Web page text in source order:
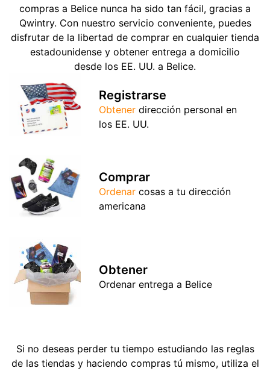
compras a Belice nunca ha sido tan fácil, gracias a
Qwintry. Con nuestro servicio conveniente, puedes
disfrutar de la libertad de comprar en cualquier tienda
estadounidense y obtener entrega a domicilio
desde los EE. UU. a Belice.
Registrarse
Obtener dirección personal en
los EE. UU.
Comprar
Ordenar cosas a tu dirección
americana
Obtener
Ordenar entrega a Belice
Si no deseas perder tu tiempo estudiando las reglas
de las tiendas y haciendo compras tú mismo, utiliza el